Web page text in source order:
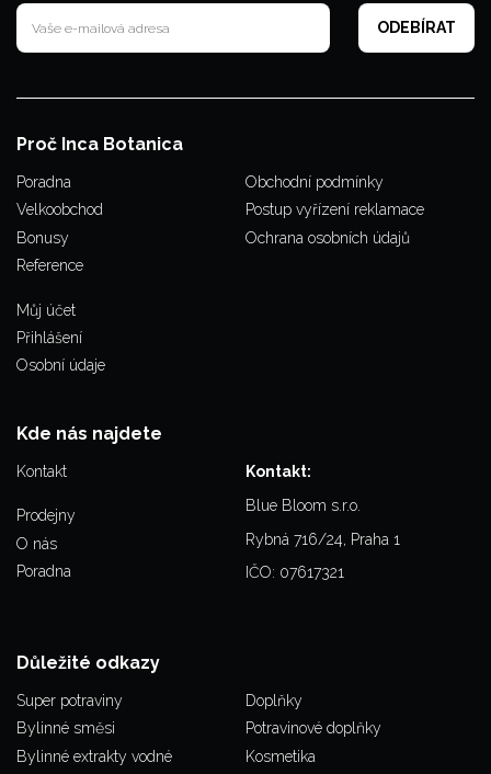
Proč Inca Botanica
Poradna
Velkoobchod
Bonusy
Reference
Obchodní podmínky
Postup vyřízení reklamace
Ochrana osobních údajů
Můj účet
Přihlášení
Osobní údaje
Kde nás najdete
Kontakt
Prodejny
O nás
Poradna
Kontakt:
Blue Bloom s.r.o.
Rybná 716/24, Praha 1
IČO: 07617321
Důležité odkazy
Super potraviny
Bylinné směsi
Bylinné extrakty vodné
Doplňky
Potravinové doplňky
Kosmetika